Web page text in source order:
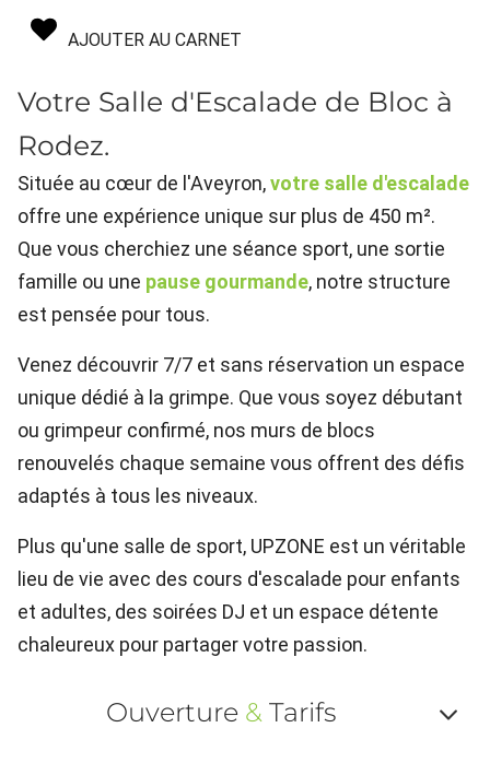
AJOUTER AU CARNET
Votre Salle d'Escalade de Bloc à
Rodez.
Située au cœur de l'Aveyron,votre salle d'escalade
offre une expérience unique sur plus de 450 m².
Que vous cherchiez une séance sport, une sortie
famille ou une pause gourmande, notre structure
est pensée pour tous.
Venez découvrir 7/7 et sans réservation un espace
unique dédié à la grimpe. Que vous soyez débutant
ou grimpeur confirmé, nos murs de blocs
renouvelés chaque semaine vous offrent des défis
adaptés à tous les niveaux.
Plus qu'une salle de sport, UPZONE est un véritable
lieu de vie avec des cours d'escalade pour enfants
et adultes, des soirées DJ et un espace détente
chaleureux pour partager votre passion.
Ouverture & Tarifs